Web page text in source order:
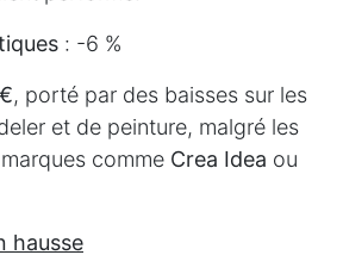
: -6 %
, porté par des baisses sur les
et de peinture, malgré les
comme Crea Idea ou
hausse